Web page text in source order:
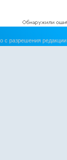
с разрешения